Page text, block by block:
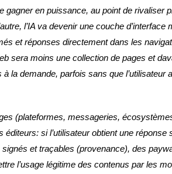
en puissance, au point de rivaliser
l’IA va devenir une couche d’interface
et réponses directement dans les
sera moins une collection de pages et
la demande, parfois sans que l’utilisateur
(plateformes, messageries,
si l’utilisateur obtient une
et traçables (provenance), des
l’usage légitime des contenus par les